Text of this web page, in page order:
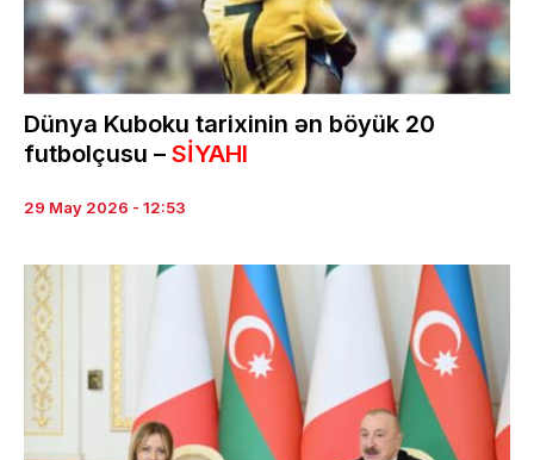
Dünya Kuboku tarixinin ən böyük 20
futbolçusu – SİYAHI
29 May 2026 - 12:53